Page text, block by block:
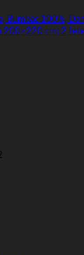
Bumbac 100%,
200×220 cm; 2